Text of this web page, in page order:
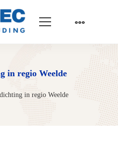
in regio Weelde
in regio Weelde